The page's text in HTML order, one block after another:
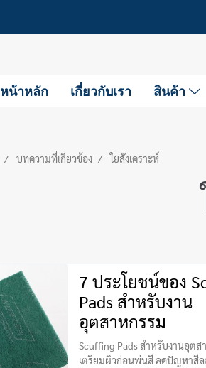
หน้าหลัก เกี่ยวกับเรา สินค้า
บทความที่เกี่ยวข้อง ใยสังเคราะห์
7 ประโยชน์ของ
Pads สำหรับงาน
อุตสาหกรรม
Scuffing Pads สำหรับงานอุตส
เตรียมผิวก่อนพ่นสี ลดปัญหาสีล